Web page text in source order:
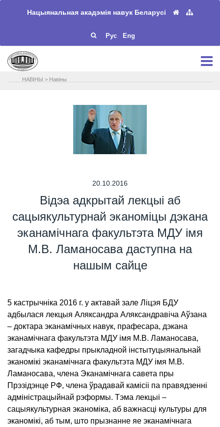
Нацыянальная акадэмія навук Беларусі
Рус Eng
НАВIНЫ > Навіны
20.10.2016
Відэа адкрытай лекцыі аб
сацыякультурнай эканоміцы дэкана
эканамічнага факультэта МДУ імя
М.В. Ламаносава даступна на
нашым сайце
5 кастрычніка 2016 г. у актавай зале Ліцэя БДУ
адбылася лекцыя Аляксандра Аляксандравіча Аўзана
– доктара эканамічных навук, прафесара, дэкана
эканамічнага факультэта МДУ імя М.В. Ламаносава,
загадчыка кафедры прыкладной інстытуцыянальнай
эканомікі эканамічнага факультэта МДУ імя М.В.
Ламаносава, члена Эканамічнага савета пры
Прэзідэнце РФ, члена ўрадавай камісіі па правядзенні
адміністрацыйнай рэформы. Тэма лекцыі –
сацыякультурная эканоміка, аб важнасці культуры для
эканомікі, аб тым, што прызнанне яе эканамічнага